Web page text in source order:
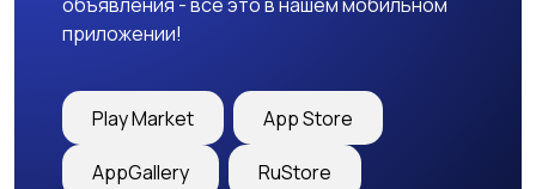
закупки
приложении!
Play Market App Store
AppGallery RuStore